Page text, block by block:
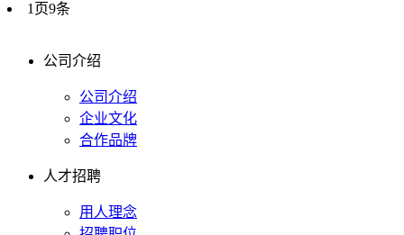
1页9条
公司介绍
公司介绍
企业文化
合作品牌
人才招聘
用人理念